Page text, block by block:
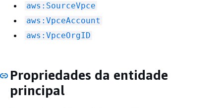
aws:SourceVpce
aws:VpceAccount
aws:VpceOrgID
Propriedades da entidade
principal